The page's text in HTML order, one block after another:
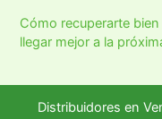
Cómo recuperarte
llegar mejor a la
Distribuidores en